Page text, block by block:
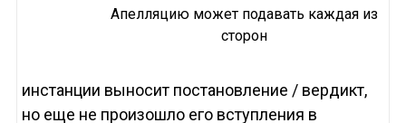
Апелляцию может подавать каждая из
сторон
инстанции выносит постановление / вердикт,
но еще не произошло его вступления в